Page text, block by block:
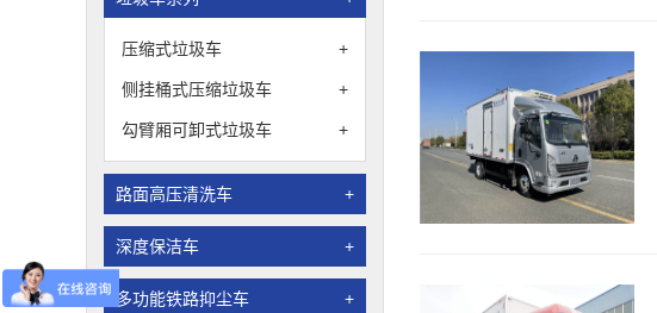
压缩式垃圾车 +
侧挂桶式压缩垃圾车 +
勾臂厢可卸式垃圾车 +
路面高压清洗车 +
深度保洁车 +
多功能铁路抑尘车 +